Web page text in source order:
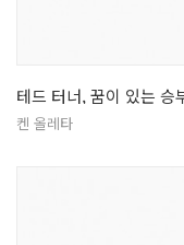
테드 터너, 꿈이 있는 승
켄 올레타